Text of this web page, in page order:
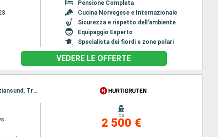
Pensione Completa
Cucina Norvegese e Internazionale
Sicurezza e rispetto dell'ambiente
Equipaggio Esperto
Specialista dei fiordi e zone polari
VEDERE LE OFFERTE
Itinerario : Bergen, Floro, Maloy, Torvik, Alesund, Molde, Floro, Maloy, Torvik, Alesund, Molde, Kristiansund, Trondheim, Rorvik, Maloy, Kristiansund, Trondheim, Rorvik, Bronnoysund, Sandnessjoen, Nesna (passaggio cerchio polare), Ornes, Bodo, Stamsund, Svolvaer, Torvik, Bronnoysund, Sandnessjoen, Nesna (passaggio cerchio polare), Ornes, Bodo, Stamsund, Svolvaer, Stokmarknes, sortland, Risoyhamn, Harstad, Finnsnes, Tromso, Skjervoy, Alesund, Stokmarknes, sortland, Risoyhamn, Harstad, Finnsnes, Tromso, Skjervoy, Oksfjord, Hammerfest, Havoysund, Honningsvag, Kjollefjord, Mehamn, Berlevag, Molde, Oksfjord, Hammerfest, Havoysund, Honningsvag, Kjollefjord, Mehamn, Berlevag, Batsfjord, Vardo, Vadso, Kirkenes, Kristiansund, Batsfjord, Vardo, Vadso, Kirkenes, Mehamn, Berlevag, Kjollefjord, Honningsvag, Havoysund, Hammerfest, Oksfjord, Skjervoy, Tromso, Trondheim, Mehamn, Kjollefjord, Honningsvag, Havoysund, Hammerfest, Oksfjord, Skjervoy, Finnsnes, Tromso, Harstad, Risoyhamn, sortland, Stokmarknes, Svolvaer, Stamsund, Finnsnes, Harstad, Risoyhamn, sortland, Stokmarknes, Svolvaer, Bodo, Stamsund, Ornes, Nesna (passaggio cerchio polare), Sandnessjoen, Bronnoysund, Rorvik, Bodo, Ornes, Nesna (passaggio cerchio polare), Sandnessjoen, Bronnoysund, Trondheim, Rorvik, Sandnessjoen, Trondheim, Nesna (passaggio cerchio polare), Ornes, Bodo, Stamsund, Svolvaer, Stokmarknes, sortland, Risoyhamn, Harstad, Finnsnes, Tromso, Skjervoy, Oksfjord, Hammerfest, Havoysund, Honningsvag, Kjollefjord, Mehamn, Berlevag, Batsfjord, Vardo, Vadso, Kirkenes, Vardo, Batsfjord, Berlevag, Mehamn, Kjollefjord, Honningsvag, Havoysund, Hammerfest, Oksfjord, Skjervoy, Tromso, Finnsnes, Harstad, Risoyhamn, sortland, Stokmarknes, Svolvaer, Stamsund, Bodo, Ornes, Nesna (passaggio cerchio polare), Sandnessjoen, Bronnoysund, Rorvik, Trondheim
da
2 500 €